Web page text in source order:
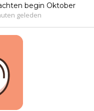
begin Oktober
geleden